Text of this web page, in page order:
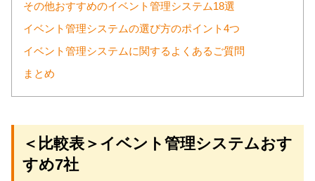
その他おすすめのイベント管理システム18選
イベント管理システムの選び方のポイント4つ
イベント管理システムに関するよくあるご質問
まとめ
＜比較表＞イベント管理システムおす
すめ7社